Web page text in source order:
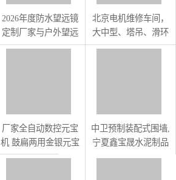
2026年度防水望远镜
定制厂家与户外望远
镜源头厂家推荐
北京电机维修车间，
大中型、塔吊、滑环
电机维修，绕线圈
厂家全自动数控元宝
机 鼓扁两用金银元宝
折叠机
中卫预制装配式围墙,
宁夏鑫宝晟水泥制品
供应